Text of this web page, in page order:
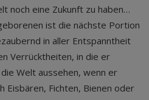
noch eine Zukunft zu haben…
ist die nächste Portion
in aller Entspanntheit
Verrücktheiten, in die er
Welt aussehen, wenn er
Eisbären, Fichten, Bienen oder